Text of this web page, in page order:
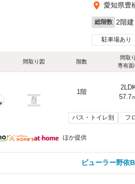
愛知県豊
総階数 2階建
駐車場あり
間取り図 階数
間取り
専有面
1階
57.7
バス・トイレ別 フ
ほか提供
ビューラー野依